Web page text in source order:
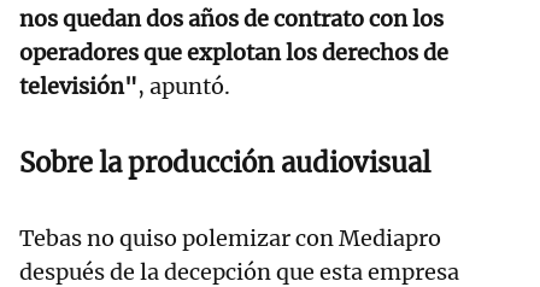
nos quedan dos años de contrato con los
operadores que explotan los derechos de
televisión", apuntó.
Sobre la producción audiovisual
Tebas no quiso polemizar con Mediapro
después de la decepción que esta empresa